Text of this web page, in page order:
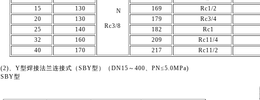
N
Rc3/8
15
130 169 Rc1/2
20
130 179 Rc3/4
25
140 182 Rc1
32
160 209 Rc11/4
40
170 217 Rc11/2
(2)、Y型焊接法兰连接式（SBY型）（DN15～400、PN≤5.0MPa)
SBY型